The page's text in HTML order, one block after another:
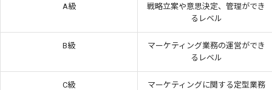
A級
戦略立案や意思決定、管理ができ
るレベル
B級
マーケティング業務の運営ができ
るレベル
C級
マーケティングに関する定型業務